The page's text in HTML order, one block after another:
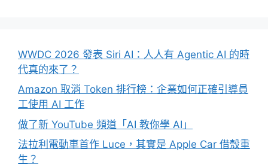
WWDC 2026 發表 Siri AI：人人有 Agentic AI 的時
代真的來了？
Amazon 取消 Token 排行榜：企業如何正確引導員
工使用 AI 工作
做了新 YouTube 頻道「AI 教你學 AI」
法拉利電動車首作 Luce，其實是 Apple Car 借殼重
生？